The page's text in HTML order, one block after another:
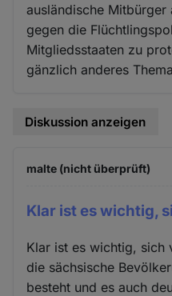
ausländische
gegen die
Mitgliedsstaaten zu
gänzlich anderes
Diskussion anzeigen
malte (nicht überprüft)
Klar ist es wichtig,
Klar ist es wichtig, sich
die sächsische
besteht und es auch